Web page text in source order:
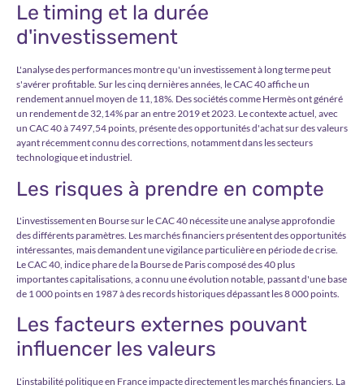
Le timing et la durée
d'investissement
L'analyse des performances montre qu'un investissement à long terme peut
s'avérer profitable. Sur les cinq dernières années, le CAC 40 affiche un
rendement annuel moyen de 11,18%. Des sociétés comme Hermès ont généré
un rendement de 32,14% par an entre 2019 et 2023. Le contexte actuel, avec
un CAC 40 à 7497,54 points, présente des opportunités d'achat sur des valeurs
ayant récemment connu des corrections, notamment dans les secteurs
technologique et industriel.
Les risques à prendre en compte
L'investissement en Bourse sur le CAC 40 nécessite une analyse approfondie
des différents paramètres. Les marchés financiers présentent des opportunités
intéressantes, mais demandent une vigilance particulière en période de crise.
Le CAC 40, indice phare de la Bourse de Paris composé des 40 plus
importantes capitalisations, a connu une évolution notable, passant d'une base
de 1 000 points en 1987 à des records historiques dépassant les 8 000 points.
Les facteurs externes pouvant
influencer les valeurs
L'instabilité politique en France impacte directement les marchés financiers. La